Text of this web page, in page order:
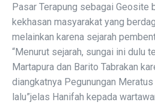
Pasar Terapung sebagai Geosite
kekhasan masyarakat yang
melainkan karena sejarah
“Menurut sejarah, sungai ini dulu
Martapura dan Barito Tabrakan
diangkatnya Pegunungan
lalu”jelas Hanifah kepada